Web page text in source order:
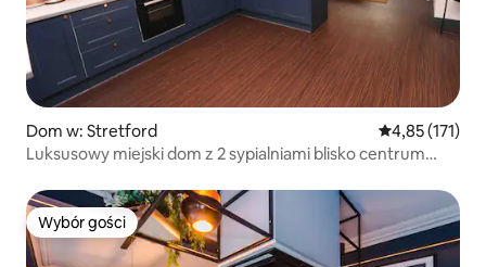
Dom w: Stretford Średnia
4,85 (171)
Luksusowy miejski dom z 2 sypialniami blisko centrum
Wybór gości
Wybór gości